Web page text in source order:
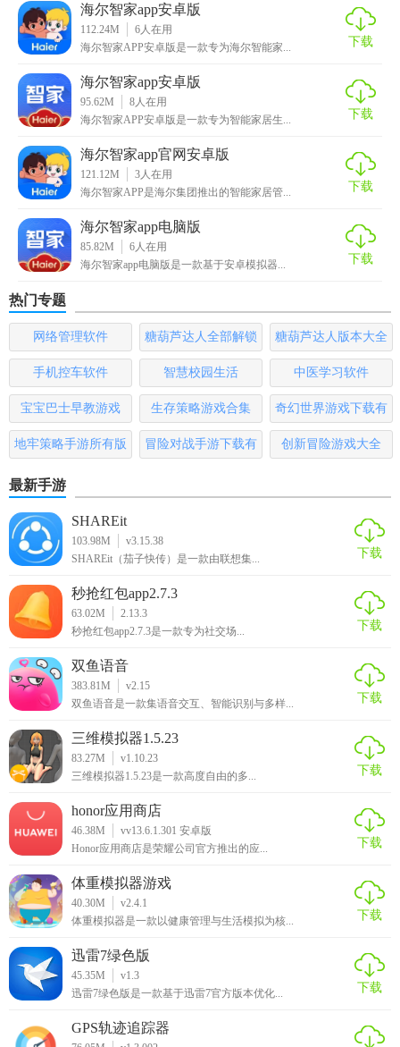
4. 丰富功能：提供丰富的智能家居功能和场景设置选项，满
足用户多样化需求。
1. 添加设备：通过扫描设备二维码或手动添加方式将智能设
备添加到软件中。
2. 控制操作：在软件界面上直接对设备进行远程控制操作，
如开关机、调节温度等。
3. 场景设置：根据需求设置智能家居场景，如离家模式、回
家模式等。
4. 定时任务：设置定时任务，实现设备的自动开关和调节。
【海尔智家安卓最新版点评】
海尔智家安卓最新版以其强大的功能和易用性成为智能家居
管理的首选工具。通过该软件，用户可以轻松实现家居设备
的智能化管理，享受科技带来的便捷生活。其丰富的场景设
置选项和高效的设备控制能力满足了不同用户的需求，是智
能家居领域的佼佼者。
海尔智家app安卓版
112.24M 6人在用
海尔智家APP安卓版是一款专为海尔智能家...
下载
海尔智家app安卓版
95.62M 8人在用
海尔智家APP安卓版是一款专为智能家居生...
下载
海尔智家app官网安卓版
121.12M 3人在用
海尔智家APP是海尔集团推出的智能家居管...
下载
海尔智家app电脑版
85.82M 6人在用
海尔智家app电脑版是一款基于安卓模拟器...
下载
热门专题
网络管理软件
糖葫芦达人全部解锁
版
糖葫芦达人版本大全
手机控车软件 智慧校园生活 中医学习软件
宝宝巴士早教游戏 生存策略游戏合集
奇幻世界游戏下载有
哪些
地牢策略手游所有版
冒险对战手游下载有
创新冒险游戏大全
最新手游
SHAREit
103.98M
v3.15.38
SHAREit（茄子快传）是一款由联想集...
下载
秒抢红包app2.7.3
63.02M
2.13.3
秒抢红包app2.7.3是一款专为社交场...
下载
双鱼语音
383.81M
v2.15
双鱼语音是一款集语音交互、智能识别与多样...
下载
三维模拟器1.5.23
83.27M
v1.10.23
三维模拟器1.5.23是一款高度自由的多...
下载
honor应用商店
46.38M
vv13.6.1.301 安卓版
Honor应用商店是荣耀公司官方推出的应...
下载
体重模拟器游戏
40.30M
v2.4.1
体重模拟器是一款以健康管理与生活模拟为核...
下载
迅雷7绿色版
45.35M
v1.3
迅雷7绿色版是一款基于迅雷7官方版本优化...
下载
GPS轨迹追踪器